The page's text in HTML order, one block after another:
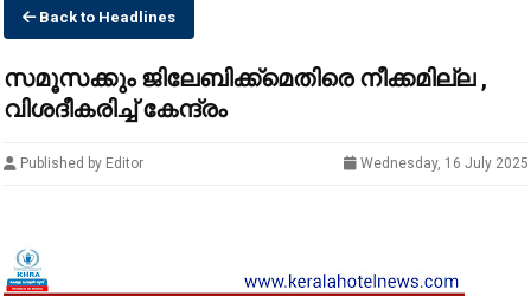
Back to Headlines
സമൂസക്കും ജിലേബിക്ക്മെതിരെ നീക്കമില്ല ,
വിശദീകരിച്ച് കേന്ദ്രം
Published by Editor Wednesday, 16 July 2025